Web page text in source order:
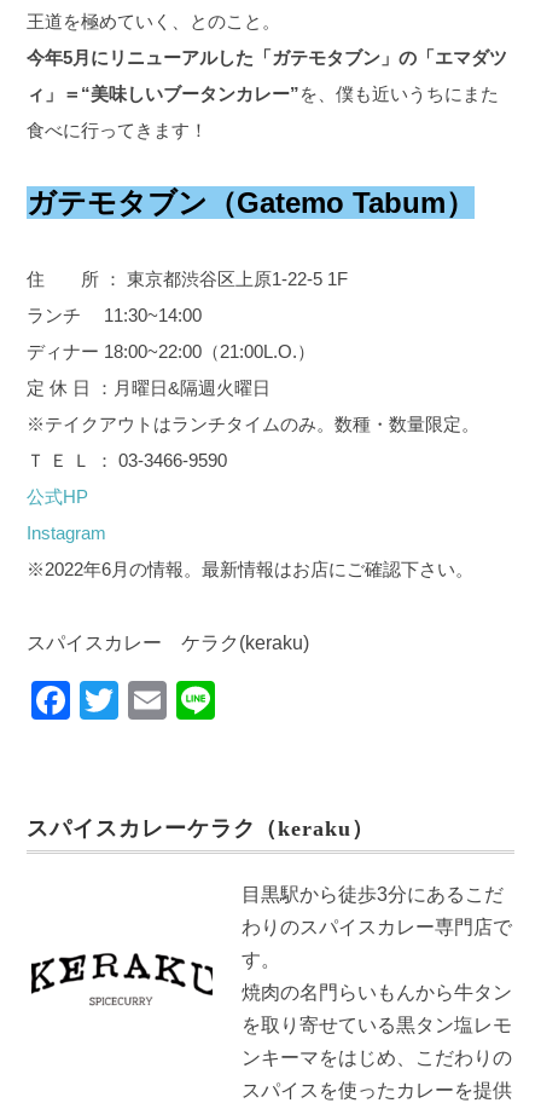
王道を極めていく、とのこと。
今年5月にリニューアルした「ガテモタブン」の 「エマダツ
ィ」＝“美味しいブータンカレー”を、僕も近いうちにまた
食べに行ってきます！
ガテモタブン（Gatemo Tabum）
住 所 ： 東京都渋谷区上原1-22-5 1F
ランチ 11:30~14:00
ディナー 18:00~22:00（21:00L.O.）
定 休 日 ：月曜日&隔週火曜日
※テイクアウトはランチタイムのみ。数種・数量限定。
Ｔ Ｅ Ｌ ： 03-3466-9590
公式HP
Instagram
※2022年6月の情報。最新情報はお店にご確認下さい。
スパイスカレー ケラク(keraku)
F
e
b
k
T
er
E
スパイスカレーケラク（keraku）
目黒駅から徒歩3分にあるこだ
わりのスパイスカレー専門店で
す。
焼肉の名門らいもんから牛タン
を取り寄せている黒タン塩レモ
ンキーマをはじめ、こだわりの
スパイスを使ったカレーを提供